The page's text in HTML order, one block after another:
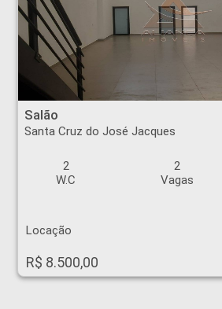
Salão - Santa Cruz do José Jacques - Ribeirão Preto
Salão
Santa Cruz do José Jacques
2
W.C
2
Vagas
Locação
R$ 8.500,00